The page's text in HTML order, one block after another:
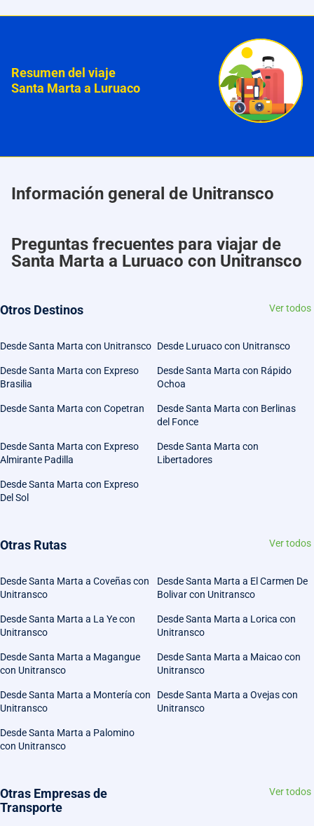
Resumen del viaje
Santa Marta a Luruaco
Información general de Unitransco
Preguntas frecuentes para viajar de
Santa Marta a Luruaco con Unitransco
Otros Destinos Ver todos
Desde Santa Marta con Unitransco Desde Luruaco con Unitransco
Desde Santa Marta con Expreso
Brasilia
Desde Santa Marta con Rápido
Ochoa
Desde Santa Marta con Copetran
Desde Santa Marta con Berlinas
del Fonce
Desde Santa Marta con Expreso
Almirante Padilla
Desde Santa Marta con
Libertadores
Desde Santa Marta con Expreso
Del Sol
Otras Rutas Ver todos
Desde Santa Marta a Coveñas con
Unitransco
Desde Santa Marta a El Carmen De
Bolivar con Unitransco
Desde Santa Marta a La Ye con
Unitransco
Desde Santa Marta a Lorica con
Unitransco
Desde Santa Marta a Magangue
con Unitransco
Desde Santa Marta a Maicao con
Unitransco
Desde Santa Marta a Montería con
Unitransco
Desde Santa Marta a Ovejas con
Unitransco
Desde Santa Marta a Palomino
con Unitransco
Otras Empresas de
Transporte
Ver todos